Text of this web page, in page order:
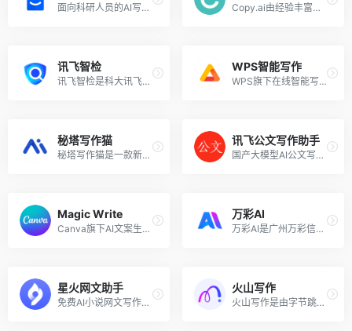
面向科研人员的AI写作工具 Copy.ai由经验丰富的撰稿人和软件开发人员组成的团队于 2020 年创建，旨在帮助各行各业的撰稿人、营销人员和企业快速高效地创建高质量的内容。Copy.ai的主要特点之一是其先进的 AI 技术，该技术使用自然语言处理和机器学习算法来生成根据你的特定需求量身定制的高质量内容。
讯飞智检
讯飞智检是科大讯飞旗下开放平台推出的一款人工智能写作、校对/合规审查的智能产品，可帮助用户进行AI智能文本纠错，支持对纯文本、Word、图片、音频、视频进行批量审查。
WPS智能写作
WPS旗下在线智能写作工具
秘塔写作猫
秘塔写作猫是一款新一代的交互式中英文AI写作辅助平台，它集智能文本纠错、改写润色、自动续写、智能配图等功能为一体。该软件基于AI技术的中英文纠错校对和创作工具，拥有网页版、Chrome扩展、小程序、Word插件等多种版本。
讯飞公文写作助手
国产大模型AI公文写作工具
Magic Write
Canva旗下AI文案生成器
万彩AI
万彩AI是广州万彩信息技术有限公司推出的一款AI文案编写工具，帮助不会写文案或没有灵感的创作者快速生成可直接使用的文案，让文案编写效率提升90%，准确率高达99%。
星火网文助手
免费AI小说网文写作工具
火山写作
火山写作是由字节跳动旗下的火山引擎团队推出的AI中英文写作助手，只需简单输入指令，即可快速生成原创文章，助力内容创作者更加流畅和自信地写作文章。无论你是创作者、自媒体、白领、还是学生，火山写作都能帮助你高效地写出专业、高质量的文章。